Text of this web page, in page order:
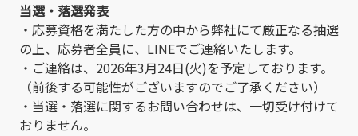
当選・落選発表
・応募資格を満たした方の中から弊社にて厳正なる抽選
の上、応募者全員に、LINEでご連絡いたします。
・ご連絡は、2026年3月24日(火)を予定しております。
（前後する可能性がございますのでご了承ください）
・当選・落選に関するお問い合わせは、一切受け付けて
おりません。